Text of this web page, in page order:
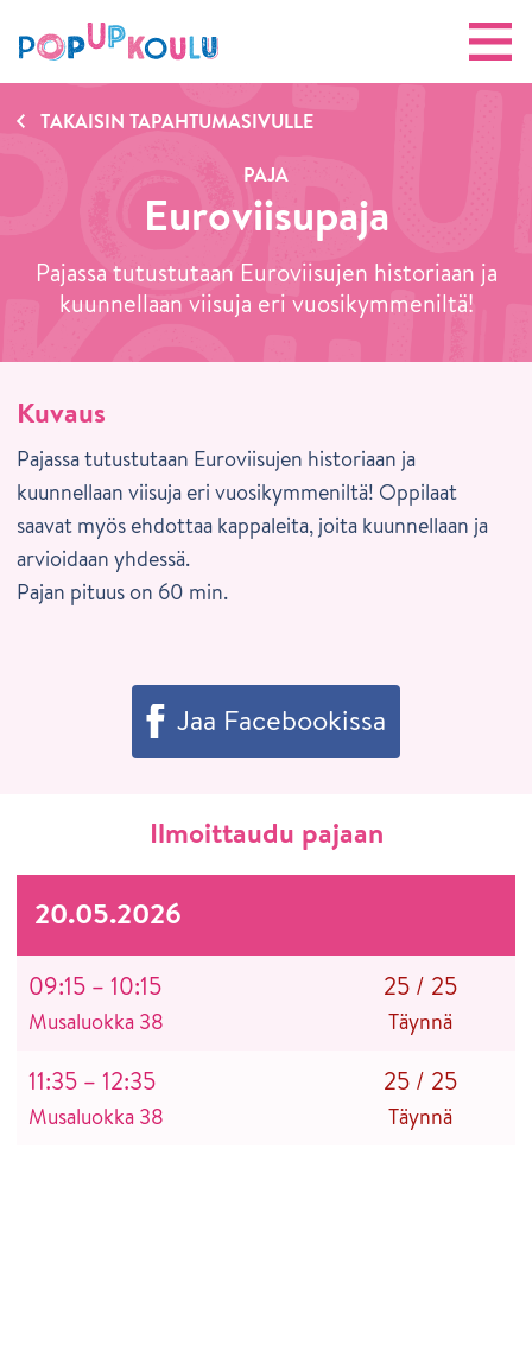
TAKAISIN TAPAHTUMASIVULLE
PAJA
Euroviisupaja
Pajassa tutustutaan Euroviisujen historiaan ja
kuunnellaan viisuja eri vuosikymmeniltä!
Kuvaus
Pajassa tutustutaan Euroviisujen historiaan ja
kuunnellaan viisuja eri vuosikymmeniltä! Oppilaat
saavat myös ehdottaa kappaleita, joita kuunnellaan ja
arvioidaan yhdessä.
Pajan pituus on 60 min.
Jaa Facebookissa
Ilmoittaudu pajaan
20.05.2026
09:15 – 10:15
Musaluokka 38
25 / 25
Täynnä
11:35 – 12:35
Musaluokka 38
25 / 25
Täynnä